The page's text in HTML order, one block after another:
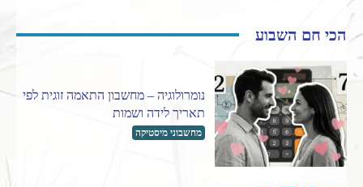
הכי חם השבוע
נומרולוגיה – מחשבון התאמה זוגית לפי
תאריך לידה ושמות
מחשבוני מיסטיקה